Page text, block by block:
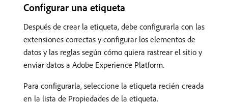
Configurar una etiqueta
Después de crear la etiqueta, debe configurarla con las
extensiones correctas y configurar los elementos de
datos y las reglas según cómo quiera rastrear el sitio y
enviar datos a Adobe Experience Platform.
Para configurarla, seleccione la etiqueta recién creada
en la lista de Propiedades de la etiqueta.